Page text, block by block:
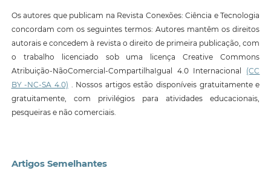
Os autores que publicam na Revista Conexões: Ciência e Tecnologia
concordam com os seguintes termos: Autores mantêm os direitos
autorais e concedem à revista o direito de primeira publicação, com
o trabalho licenciado sob uma licença Creative Commons
Atribuição-NãoComercial-CompartilhaIgual 4.0 Internacional (CC
BY -NC-SA 4.0) . Nossos artigos estão disponíveis gratuitamente e
gratuitamente, com privilégios para atividades educacionais,
pesqueiras e não comerciais.
Artigos Semelhantes